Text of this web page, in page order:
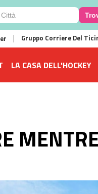
Gruppo Corriere Del
LA CASA DELL'HOCKEY